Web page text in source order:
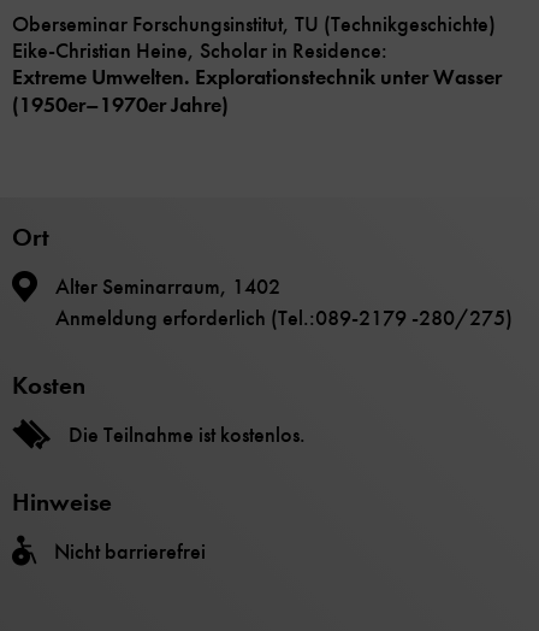
Oberseminar Forschungsinstitut, TU (Technikgeschichte)
Eike-Christian Heine, Scholar in Residence:
Extreme Umwelten. Explorationstechnik unter Wasser
(1950er–1970er Jahre)
Ort
Alter Seminarraum, 1402
Anmeldung erforderlich (Tel.:089-2179 -280/275)
Kosten
Die Teilnahme ist kostenlos.
Hinweise
Nicht barrierefrei